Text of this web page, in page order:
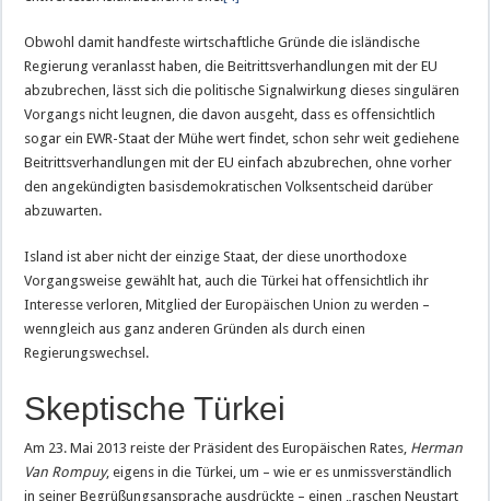
Obwohl damit handfeste wirtschaftliche Gründe die isländische
Regierung veranlasst haben, die Beitrittsverhandlungen mit der EU
abzubrechen, lässt sich die politische Signalwirkung dieses singulären
Vorgangs nicht leugnen, die davon ausgeht, dass es offensichtlich
sogar ein EWR-Staat der Mühe wert findet, schon sehr weit gediehene
Beitrittsverhandlungen mit der EU einfach abzubrechen, ohne vorher
den angekündigten basisdemokratischen Volksentscheid darüber
abzuwarten.
Island ist aber nicht der einzige Staat, der diese unorthodoxe
Vorgangsweise gewählt hat, auch die Türkei hat offensichtlich ihr
Interesse verloren, Mitglied der Europäischen Union zu werden –
wenngleich aus ganz anderen Gründen als durch einen
Regierungswechsel.
Skeptische Türkei
Am 23. Mai 2013 reiste der Präsident des Europäischen Rates, Herman
Van Rompuy, eigens in die Türkei, um – wie er es unmissverständlich
in seiner Begrüßungsansprache ausdrückte – einen „raschen Neustart